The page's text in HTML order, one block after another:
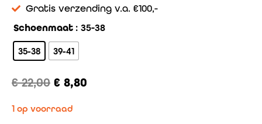
Gratis verzending v.a. €100,-
Schoenmaat : 35-38
35-38 39-41
€22,00 € 8,80
1 op voorraad